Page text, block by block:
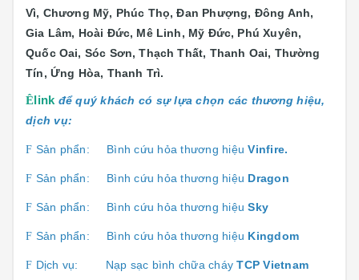
Vì, Chương Mỹ, Phúc Thọ, Đan Phượng, Đông Anh,
Gia Lâm, Hoài Đức, Mê Linh, Mỹ Đức, Phú Xuyên,
Quốc Oai, Sóc Sơn, Thạch Thất, Thanh Oai, Thường
Tín, Ứng Hòa, Thanh Trì.
Êlink để quý khách có sự lựa chọn các thương hiệu,
dịch vụ:
F Sản phẩn: Bình cứu hỏa thương hiệuVinfire.
F Sản phẩn: Bình cứu hỏa thương hiệu Dragon
F Sản phẩn: Bình cứu hỏa thương hiệuSky
F Sản phẩn: Bình cứu hỏa thương hiệu Kingdom
F Dịch vụ: Nạp sạc bình chữa cháyTCP Vietnam